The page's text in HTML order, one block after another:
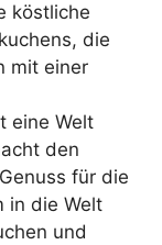
köstliche
die
mit einer
eine Welt
den
für die
in die Welt
und